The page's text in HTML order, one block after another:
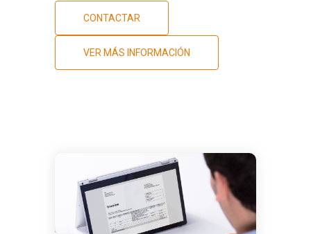
CONTACTAR
VER MÁS INFORMACIÓN